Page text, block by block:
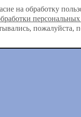
на обработку
пожалуйста,